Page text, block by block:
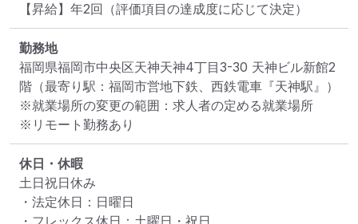
【昇給】年2回（評価項目の達成度に応じて決定）
勤務地
福岡県福岡市中央区天神天神4丁目3-30 天神ビル新館2
階 （最寄り駅：福岡市営地下鉄、西鉄電車『天神駅』）
※就業場所の変更の範囲：求人者の定める就業場所
※リモート勤務あり
休日・休暇
土日祝日休み
・法定休日：日曜日